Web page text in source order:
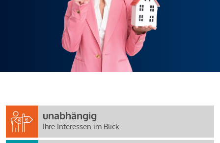
unabhängig
Ihre Interessen im Blick